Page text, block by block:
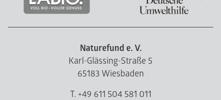
Naturefund e. V.
Karl-Glässing-Straße 5
65183 Wiesbaden
T. +49 611 504 581 011